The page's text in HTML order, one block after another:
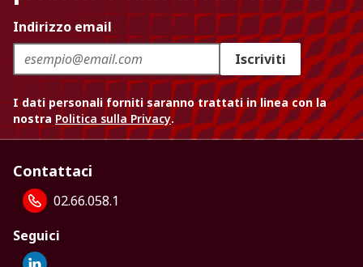
Indirizzo email
Iscriviti
I dati personali forniti saranno trattati in linea con la
nostra Politica sulla Privacy.
Contattaci
02.66.058.1
Seguici